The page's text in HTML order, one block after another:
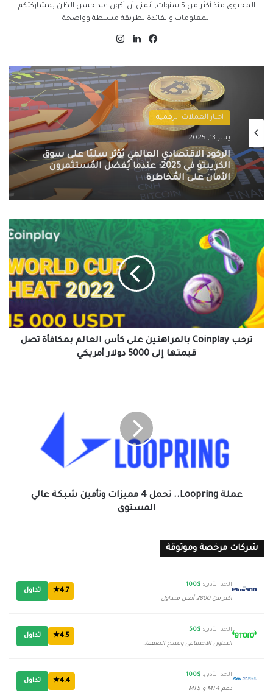
المحتوى منذ أكثر من 5 سنوات, أتمنى أن أكون عند حسن الظن بمشاركتكم
المعلومات والفائدة بطريقة مبسطة وواضحة
فيسبوكلينكدإن
اخبار العملات الرقمية
يناير 13, 2025
التنظيمات الحكومية الصارمة تُطيح بسوق
الكريبتو في 2025: سيف ذو حدين على
مستقبل العملات الرقمية
ترحب
Coinplay
بالمراهنين
على
كأس
بمكافأة
تصل
قيمتها
ترحب Coinplay بالمراهنين على كأس العالم بمكافأة تصل
قيمتها إلى 5000 دولار أمريكي
عملة Loopring.. تحمل 4 مميزات وتأمين شبكة عالي
المستوى
شركات مرخصة وموثوقة
الحد الأدنى: $100
أكثر من 2800 أصل متداول
4.7★ تداول
الحد الأدنى: $50
التداول الاجتماعي ونسخ الصفقات
4.5★ تداول
الحد الأدنى: $100
دعم MT4 و MT5
4.4★ تداول